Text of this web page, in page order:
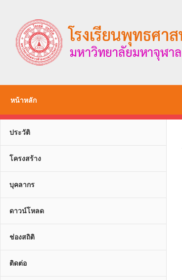
content
หน้าหลัก
ประวัติ
โครงสร้าง
บุคลากร
ดาวน์โหลด
ช่องสถิติ
ติดต่อ